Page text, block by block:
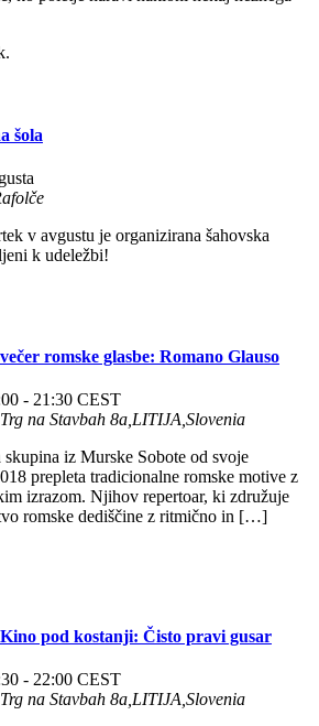
šola
v avgustu je organizirana šahovska
k udeležbi!
romske glasbe: Romano Glauso
- 21:30 CEST
Trg na Stavbah 8a,LITIJA,Slovenia
skupina iz Murske Sobote od svoje
prepleta tradicionalne romske motive z
izrazom. Njihov repertoar, ki združuje
romske dediščine z ritmično in […]
pod kostanji: Čisto pravi gusar
- 22:00 CEST
Trg na Stavbah 8a,LITIJA,Slovenia